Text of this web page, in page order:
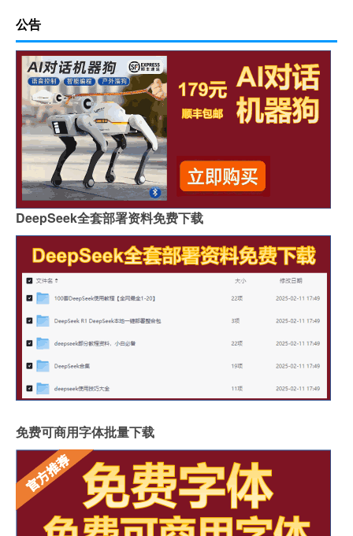
公告
DeepSeek全套部署资料免费下载
免费可商用字体批量下载